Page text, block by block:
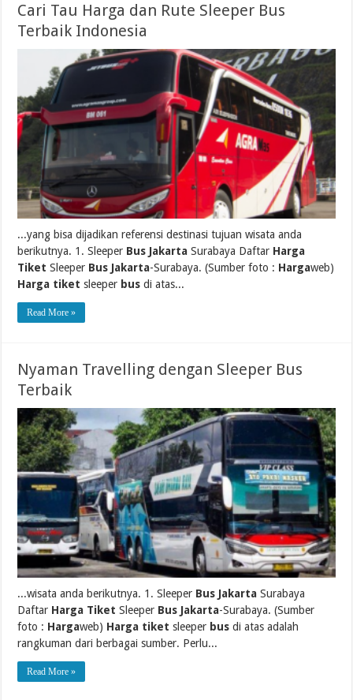
Cari Tau Harga dan Rute Sleeper Bus
Terbaik Indonesia
...yang bisa dijadikan referensi destinasi tujuan wisata anda
berikutnya. 1. Sleeper Bus Jakarta Surabaya Daftar Harga
Tiket Sleeper Bus Jakarta-Surabaya. (Sumber foto : Hargaweb)
Harga tiket sleeper bus di atas...
Read More »
Nyaman Travelling dengan Sleeper Bus
Terbaik
...wisata anda berikutnya. 1. Sleeper Bus Jakarta Surabaya
Daftar Harga Tiket Sleeper Bus Jakarta-Surabaya. (Sumber
foto : Hargaweb) Harga tiket sleeper bus di atas adalah
rangkuman dari berbagai sumber. Perlu...
Read More »